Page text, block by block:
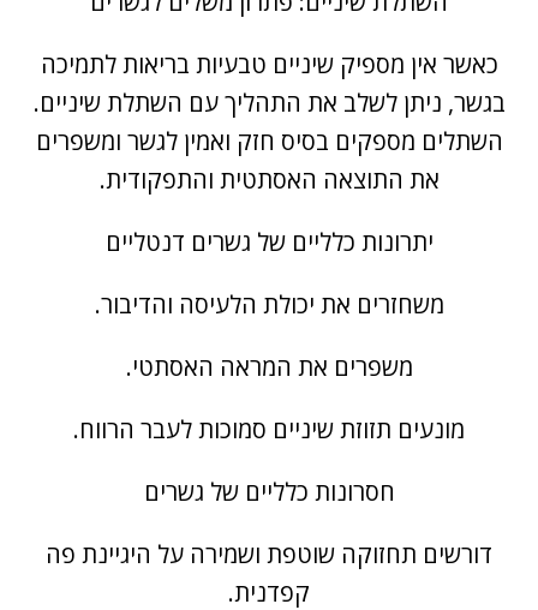
כאשר אין מספיק שיניים טבעיות בריאות לתמיכה
בגשר, ניתן לשלב את התהליך עם השתלת שיניים.
השתלים מספקים בסיס חזק ואמין לגשר ומשפרים
את התוצאה האסתטית והתפקודית.
יתרונות כלליים של גשרים דנטליים
משחזרים את יכולת הלעיסה והדיבור.
משפרים את המראה האסתטי.
מונעים תזוזת שיניים סמוכות לעבר הרווח.
חסרונות כלליים של גשרים
דורשים תחזוקה שוטפת ושמירה על היגיינת פה
קפדנית.